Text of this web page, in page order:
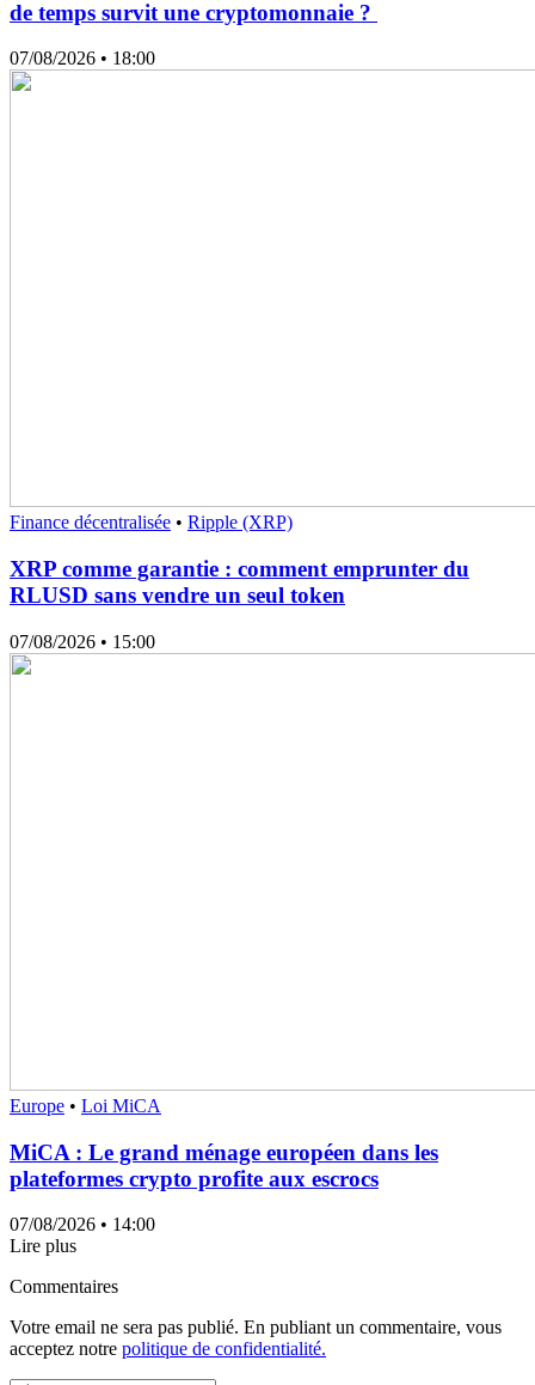
de temps survit une cryptomonnaie ?
07/08/2026 • 18:00
Finance décentralisée • Ripple (XRP)
XRP comme garantie : comment emprunter du
RLUSD sans vendre un seul token
07/08/2026 • 15:00
Europe • Loi MiCA
MiCA : Le grand ménage européen dans les
plateformes crypto profite aux escrocs
07/08/2026 • 14:00
Lire plus
Commentaires
Votre email ne sera pas publié. En publiant un commentaire, vous
acceptez notre politique de confidentialité.